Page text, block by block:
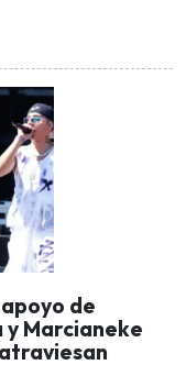
de
y Marcianeke